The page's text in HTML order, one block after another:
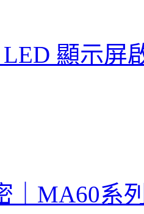
LED 顯示屏
｜MA60系